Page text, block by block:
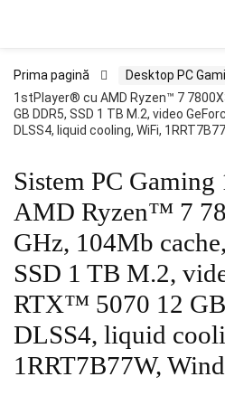
Prima pagină Desktop PC
1stPlayer® cu AMD Ryzen™ 7
GB DDR5, SSD 1 TB M.2, video
DLSS4, liquid cooling, WiFi,
Sistem PC
AMD Ryzen™ 7
GHz, 104Mb
SSD 1 TB M.2,
RTX™ 5070 12
DLSS4, liquid
1RRT7B77W,